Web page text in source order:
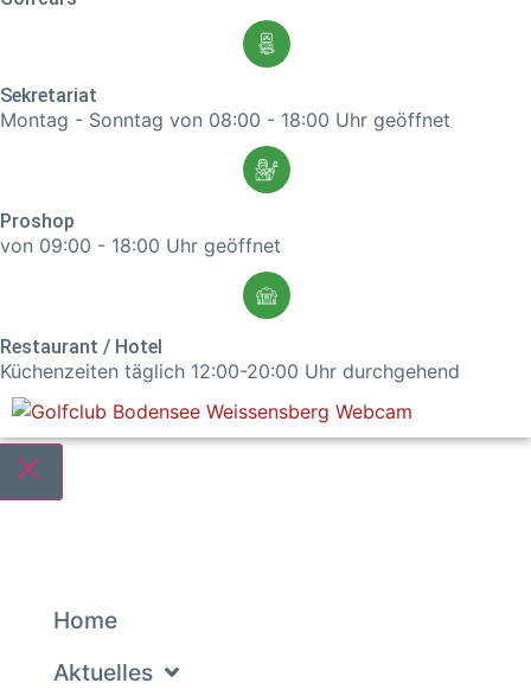
Sekretariat
Montag - Sonntag von 08:00 - 18:00 Uhr geöffnet
Proshop
von 09:00 - 18:00 Uhr geöffnet
Restaurant / Hotel
Küchenzeiten täglich 12:00-20:00 Uhr durchgehend
Home
Aktuelles